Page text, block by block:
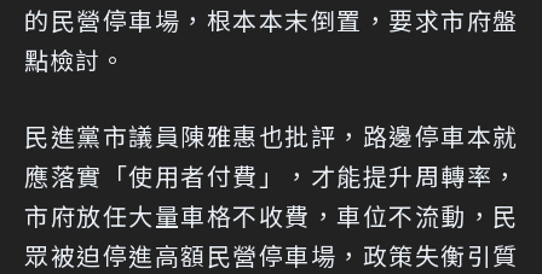
的民營停車場，根本本末倒置，要求市府盤
點檢討。
民進黨市議員陳雅惠也批評，路邊停車本就
應落實「使用者付費」，才能提升周轉率，
市府放任大量車格不收費，車位不流動，民
眾被迫停進高額民營停車場，政策失衡引質